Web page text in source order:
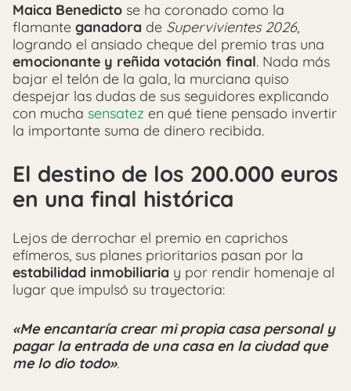
Maica Benedicto se ha coronado como la
flamante ganadora de Supervivientes 2026,
logrando el ansiado cheque del premio tras una
emocionante y reñida votación final. Nada más
bajar el telón de la gala, la murciana quiso
despejar las dudas de sus seguidores explicando
con mucha sensatez en qué tiene pensado invertir
la importante suma de dinero recibida.
El destino de los 200.000 euros
en una final histórica
Lejos de derrochar el premio en caprichos
efímeros, sus planes prioritarios pasan por la
estabilidad inmobiliaria y por rendir homenaje al
lugar que impulsó su trayectoria:
«Me encantaría crear mi propia casa personal y
pagar la entrada de una casa en la ciudad que
me lo dio todo».